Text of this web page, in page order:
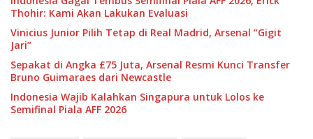
Thohir: Kami Akan Lakukan Evaluasi
Vinicius Junior Pilih Tetap di Real Madrid, Arsenal “Gigit
Jari”
Sepakat di Angka £75 Juta, Arsenal Resmi Kunci Transfer
Bruno Guimaraes dari Newcastle
Indonesia Wajib Kalahkan Singapura untuk Lolos ke
Semifinal Piala AFF 2026